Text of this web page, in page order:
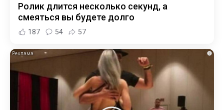
Ролик длится несколько секунд, а
смеяться вы будете долго
187 54 57
i